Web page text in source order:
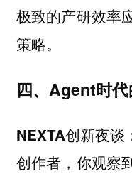
极致的产研效率
策略。
四、Agent时
NEXTA创新夜
创作者，你观察